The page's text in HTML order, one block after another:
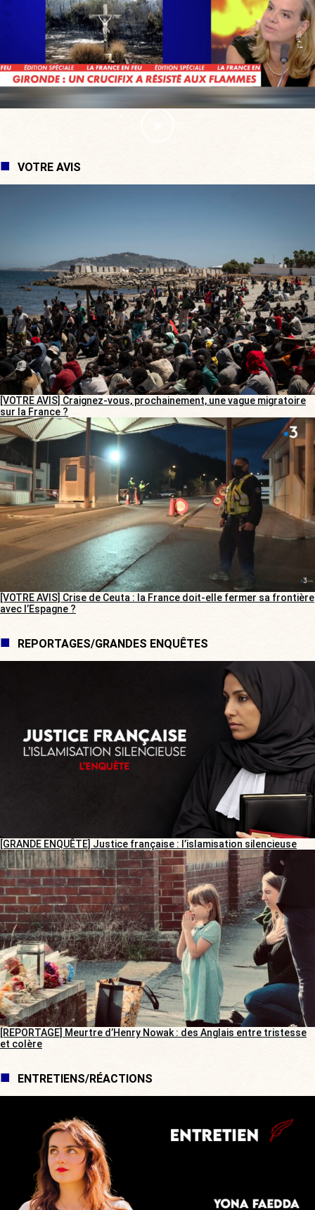
VOTRE AVIS
[VOTRE AVIS] Craignez-vous, prochainement, une vague migratoire
sur la France ?
[VOTRE AVIS] Crise de Ceuta : la France doit-elle fermer sa frontière
avec l’Espagne ?
REPORTAGES/GRANDES ENQUÊTES
[GRANDE ENQUÊTE] Justice française : l’islamisation silencieuse
[REPORTAGE] Meurtre d’Henry Nowak : des Anglais entre tristesse
et colère
ENTRETIENS/RÉACTIONS